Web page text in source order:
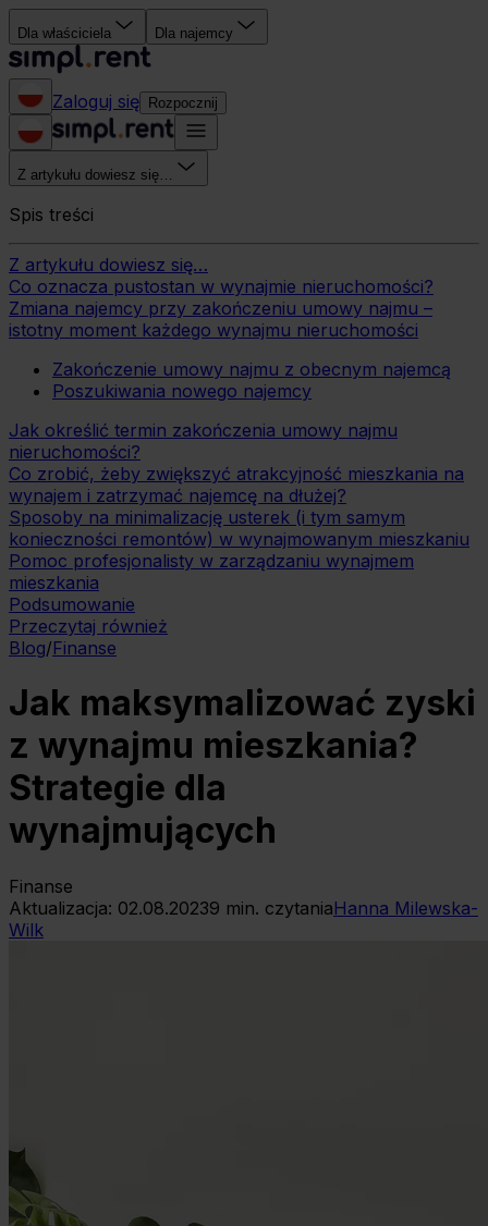
Dla właściciela Dla najemcy
Zaloguj się Rozpocznij
Z artykułu dowiesz się…
Spis treści
Z artykułu dowiesz się…
Co oznacza pustostan w wynajmie nieruchomości?
Zmiana najemcy przy zakończeniu umowy najmu –
istotny moment każdego wynajmu nieruchomości
Zakończenie umowy najmu z obecnym najemcą
Poszukiwania nowego najemcy
Jak określić termin zakończenia umowy najmu
nieruchomości?
Co zrobić, żeby zwiększyć atrakcyjność mieszkania na
wynajem i zatrzymać najemcę na dłużej?
Sposoby na minimalizację usterek (i tym samym
konieczności remontów) w wynajmowanym mieszkaniu
Pomoc profesjonalisty w zarządzaniu wynajmem
mieszkania
Podsumowanie
Przeczytaj również
Blog/Finanse
Jak maksymalizować zyski
z wynajmu mieszkania?
Strategie dla
wynajmujących
Finanse
Aktualizacja: 02.08.20239 min. czytaniaHanna Milewska-
Wilk